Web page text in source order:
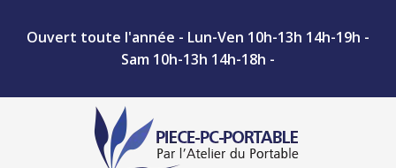
Ouvert toute l'année - Lun-Ven 10h-13h 14h-19h -
Sam 10h-13h 14h-18h -